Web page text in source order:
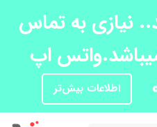
نیازی به تماس
اپ
اطلاعات بیش‌تر